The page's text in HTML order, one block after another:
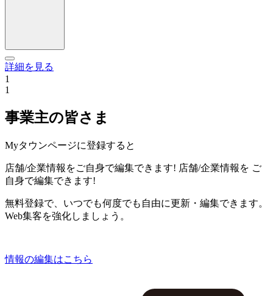
詳細を見る
1
1
事業主の皆さま
Myタウンページに登録すると
店舗/企業情報をご自身で編集できます! 店舗/企業情報を ご
自身で編集できます!
無料登録で、いつでも何度でも自由に更新・編集できます。
Web集客を強化しましょう。
情報の編集はこちら